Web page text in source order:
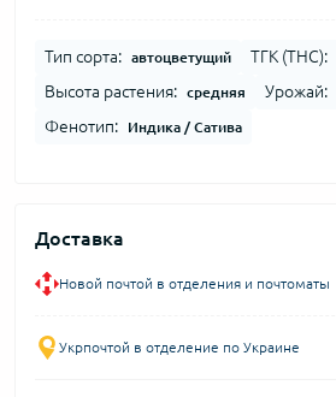
Тип сорта: автоцветущий ТГК (THC):
Высота растения: средняя Урожай:
Фенотип: Индика / Сатива
Доставка
Новой почтой в отделения и почтоматы
Укрпочтой в отделение по Украине